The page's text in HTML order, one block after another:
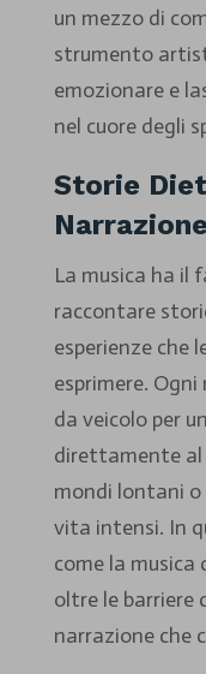
un mezzo di
strumento
emozionare e
nel cuore degli
Storie
La musica ha il
raccontare
esperienze che
esprimere.
da veicolo per
direttamente
mondi lontani
vita intensi. In
come la musica
oltre le barriere
narrazione che